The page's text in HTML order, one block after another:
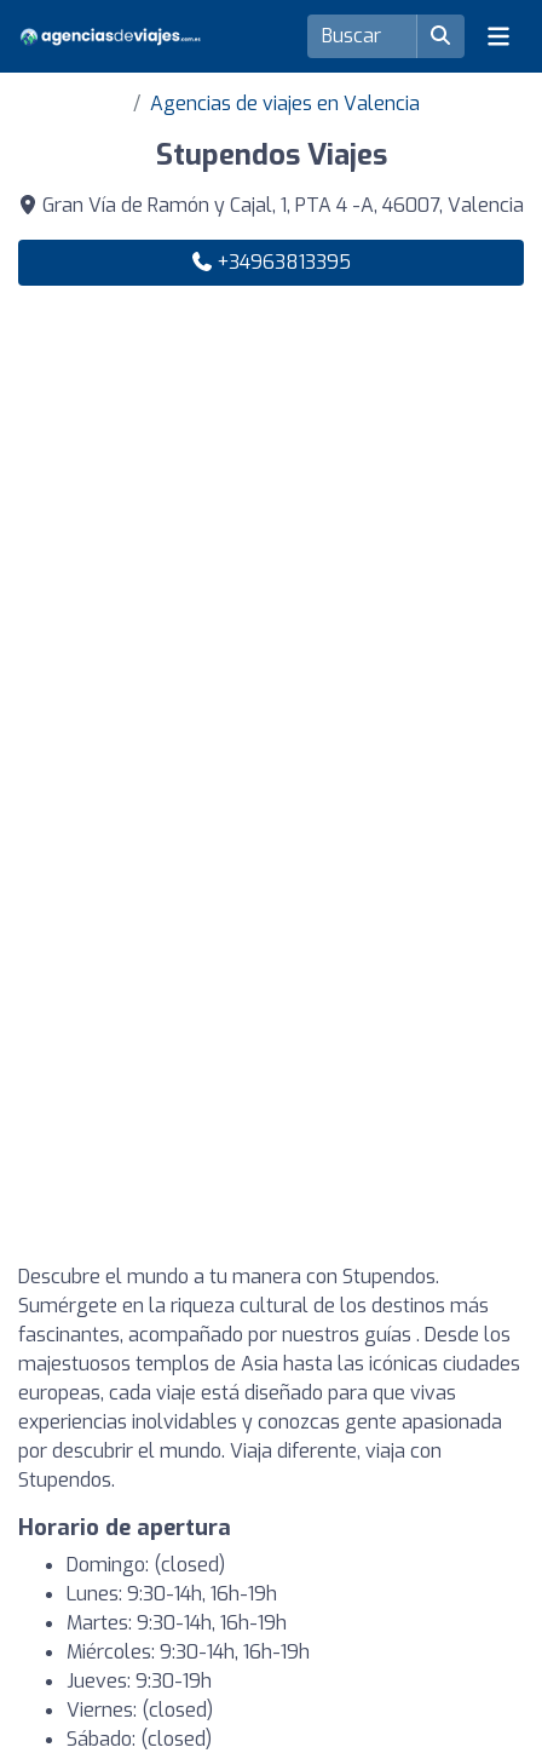
Agencias de viajes en Valencia
Stupendos Viajes
Gran Vía de Ramón y Cajal, 1, PTA 4 -A, 46007, Valencia
+34963813395
Descubre el mundo a tu manera con Stupendos.
Sumérgete en la riqueza cultural de los destinos más
fascinantes, acompañado por nuestros guías . Desde los
majestuosos templos de Asia hasta las icónicas ciudades
europeas, cada viaje está diseñado para que vivas
experiencias inolvidables y conozcas gente apasionada
por descubrir el mundo. Viaja diferente, viaja con
Stupendos.
Horario de apertura
Domingo: (closed)
Lunes: 9:30-14h, 16h-19h
Martes: 9:30-14h, 16h-19h
Miércoles: 9:30-14h, 16h-19h
Jueves: 9:30-19h
Viernes: (closed)
Sábado: (closed)